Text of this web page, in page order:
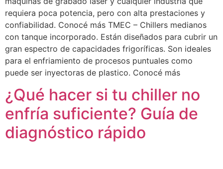
requiera poca potencia, pero con alta prestaciones y
confiabilidad. Conocé más TMEC – Chillers medianos
con tanque incorporado. Están diseñados para cubrir un
gran espectro de capacidades frigoríficas. Son ideales
para el enfriamiento de procesos puntuales como
puede ser inyectoras de plastico. Conocé más
¿Qué hacer si tu chiller no
enfría suficiente? Guía de
diagnóstico rápido